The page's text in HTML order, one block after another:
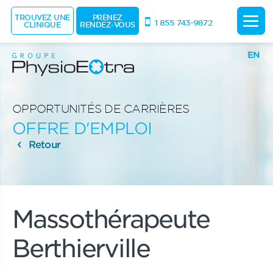
EN
OPPORTUNITÉS DE CARRIÈRES
OFFRE D'EMPLOI
Retour
Massothérapeute
Berthierville
TROUVEZ UNE
CLINIQUE
PRENEZ
RENDEZ-VOUS 1 855 743-9872